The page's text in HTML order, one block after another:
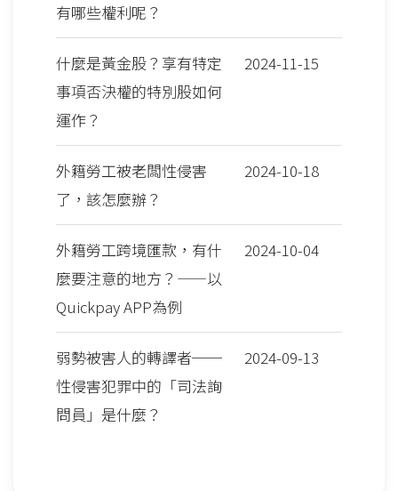
有哪些權利呢？
什麼是黃金股？享有特定
事項否決權的特別股如何
運作？
2024-11-15
外籍勞工被老闆性侵害
了，該怎麼辦？
2024-10-18
外籍勞工跨境匯款，有什
麼要注意的地方？——以
Quickpay APP為例
2024-10-04
弱勢被害人的轉譯者──
性侵害犯罪中的「司法詢
問員」是什麼？
2024-09-13